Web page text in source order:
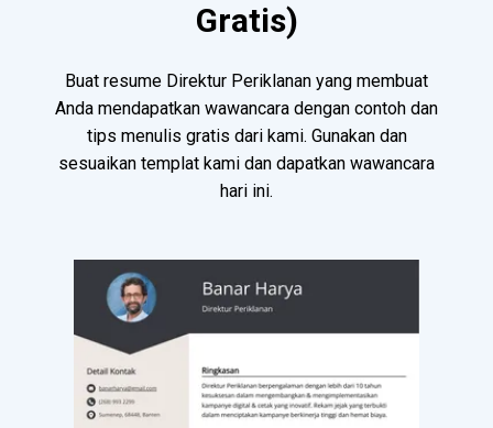
Gratis)
Buat resume Direktur Periklanan yang membuat
Anda mendapatkan wawancara dengan contoh dan
tips menulis gratis dari kami. Gunakan dan
sesuaikan templat kami dan dapatkan wawancara
hari ini.